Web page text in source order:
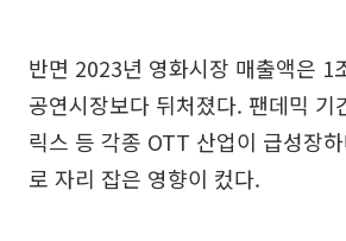
반면 2023년 영화시장 매출액은 1
공연시장보다 뒤처졌다. 팬데믹 기
릭스 등 각종 OTT 산업이 급성장
로 자리 잡은 영향이 컸다.